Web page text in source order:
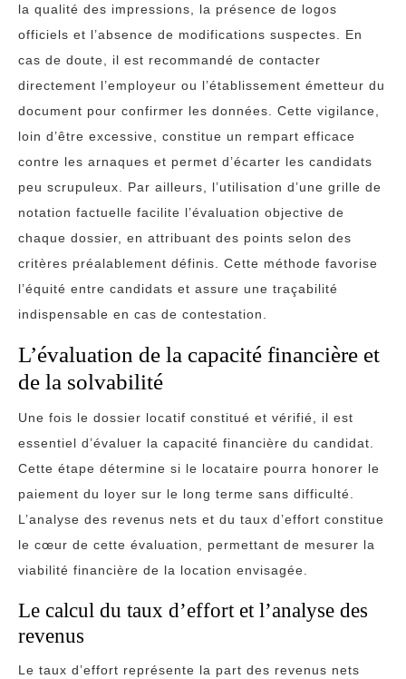
la qualité des impressions, la présence de logos
officiels et l’absence de modifications suspectes. En
cas de doute, il est recommandé de contacter
directement l’employeur ou l’établissement émetteur du
document pour confirmer les données. Cette vigilance,
loin d’être excessive, constitue un rempart efficace
contre les arnaques et permet d’écarter les candidats
peu scrupuleux. Par ailleurs, l’utilisation d’une grille de
notation factuelle facilite l’évaluation objective de
chaque dossier, en attribuant des points selon des
critères préalablement définis. Cette méthode favorise
l’équité entre candidats et assure une traçabilité
indispensable en cas de contestation.
L’évaluation de la capacité financière et
de la solvabilité
Une fois le dossier locatif constitué et vérifié, il est
essentiel d’évaluer la capacité financière du candidat.
Cette étape détermine si le locataire pourra honorer le
paiement du loyer sur le long terme sans difficulté.
L’analyse des revenus nets et du taux d’effort constitue
le cœur de cette évaluation, permettant de mesurer la
viabilité financière de la location envisagée.
Le calcul du taux d’effort et l’analyse des
revenus
Le taux d’effort représente la part des revenus nets